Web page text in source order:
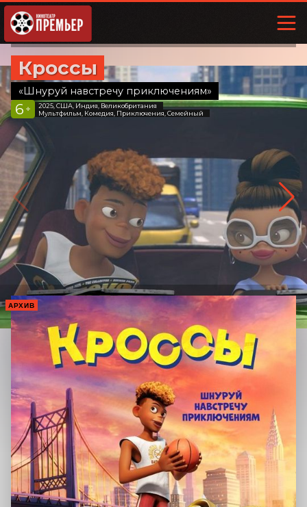
Кроссы
«Шнуруй навстречу приключениям»
6 +
2025, США, Индия, Великобритания
Мультфильм, Комедия, Приключения, Семейный
АРХИВ